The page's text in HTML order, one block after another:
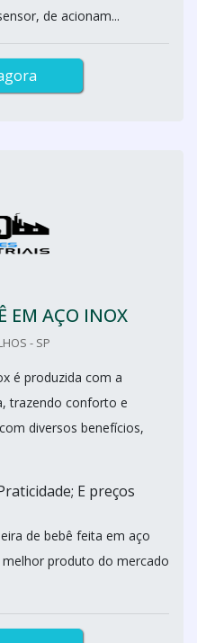
de acionam...
EM AÇO INOX
- SP
é produzida com a
trazendo conforto e
diversos benefícios,
E preços
de bebê feita em aço
produto do mercado